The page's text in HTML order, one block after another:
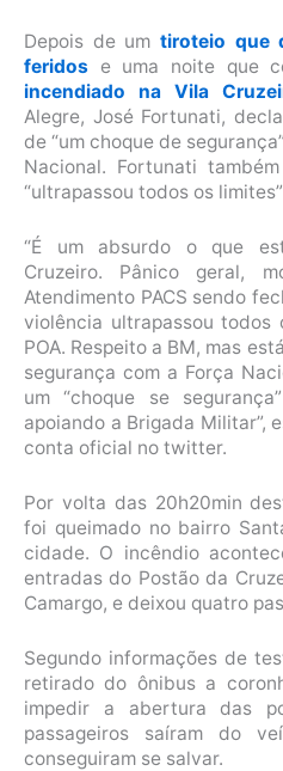
Depois de um tiroteio que
feridos e uma noite que
incendiado na Vila
Alegre, José Fortunati,
de “um choque de
Nacional. Fortunati
“ultrapassou todos os
“É um absurdo o que
Cruzeiro. Pânico geral,
Atendimento PACS sendo
violência ultrapassou
POA. Respeito a BM, mas
segurança com a Força
um “choque se
apoiando a Brigada Militar”,
conta oficial no twitter.
Por volta das 20h20min
foi queimado no bairro
cidade. O incêndio
entradas do Postão da
Camargo, e deixou quatro
Segundo informações de
retirado do ônibus a
impedir a abertura das
passageiros saíram do
conseguiram se salvar.